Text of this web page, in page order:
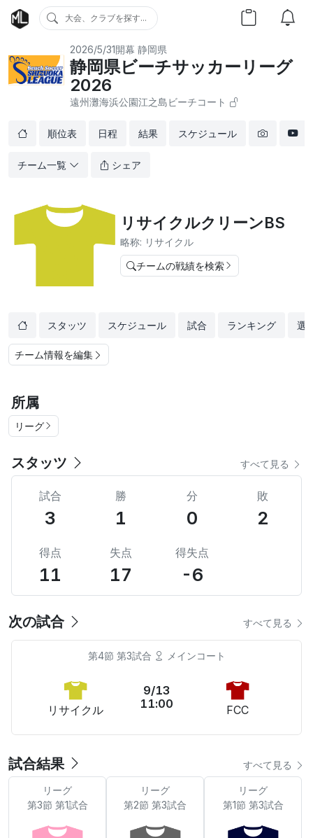
大会、クラブを探す...
2026/5/31開幕 静岡県
静岡県ビーチサッカーリーグ
2026
遠州灘海浜公園江之島ビーチコート
順位表 日程 結果 スケジュール
チーム一覧 シェア
リサイクルクリーンBS
略称: リサイクル
チームの戦績を検索
スタッツ スケジュール 試合 ランキング 選
チーム情報を編集
所属
リーグ
スタッツ すべて見る
試合
3
勝
1
分
0
敗
2
得点
11
失点
17
得失点
-6
次の試合 すべて見る
第4節 第3試合 メインコート
リサイクル
9/13
11:00
FCC
試合結果 すべて見る
リーグ
第3節 第1試合
リーグ
第2節 第3試合
リーグ
第1節 第3試合